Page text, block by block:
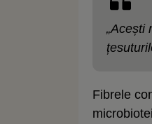
„Acești
Fibrele